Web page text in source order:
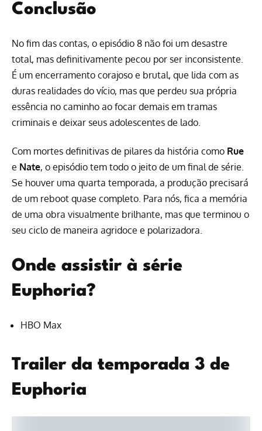
Conclusão
No fim das contas, o episódio 8 não foi um desastre
total, mas definitivamente pecou por ser inconsistente.
É um encerramento corajoso e brutal, que lida com as
duras realidades do vício, mas que perdeu sua própria
essência no caminho ao focar demais em tramas
criminais e deixar seus adolescentes de lado.
Com mortes definitivas de pilares da história como Rue
e Nate, o episódio tem todo o jeito de um final de série.
Se houver uma quarta temporada, a produção precisará
de um reboot quase completo. Para nós, fica a memória
de uma obra visualmente brilhante, mas que terminou o
seu ciclo de maneira agridoce e polarizadora.
Onde assistir à série
Euphoria?
HBO Max
Trailer da temporada 3 de
Euphoria